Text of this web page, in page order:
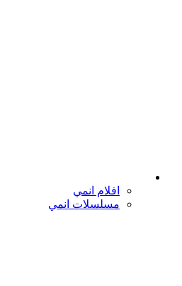
افلام انمي
مسلسلات انمي